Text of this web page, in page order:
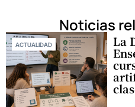
Noticias
ACTUALIDAD La